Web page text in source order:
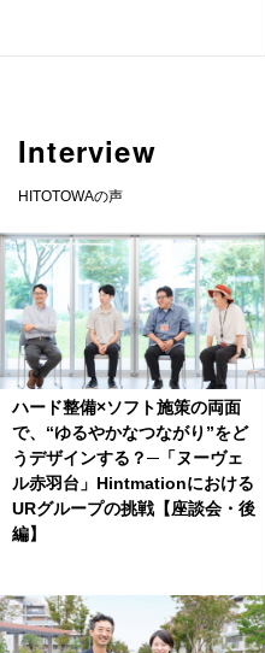
Interview
HITOTOWAの声
ハード整備×ソフト施策の両面
で、“ゆるやかなつながり”をど
うデザインする？─「ヌーヴェ
ル赤羽台」Hintmationにおける
URグループの挑戦【座談会・後
編】